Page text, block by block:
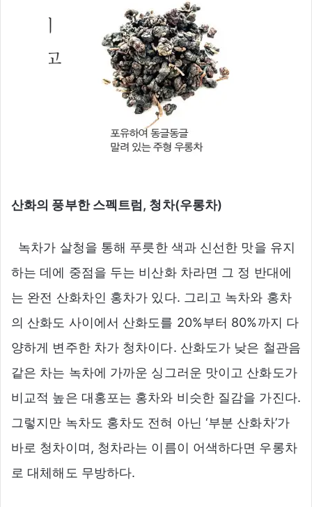
산화의 풍부한 스펙트럼, 청차(우롱차)
녹차가 살청을 통해 푸릇한 색과 신선한 맛을 유지
하는 데에 중점을 두는 비산화 차라면 그 정 반대에
는 완전 산화차인 홍차가 있다. 그리고 녹차와 홍차
의 산화도 사이에서 산화도를 20%부터 80%까지 다
양하게 변주한 차가 청차이다. 산화도가 낮은 철관음
같은 차는 녹차에 가까운 싱그러운 맛이고 산화도가
비교적 높은 대홍포는 홍차와 비슷한 질감을 가진다.
그렇지만 녹차도 홍차도 전혀 아닌 ‘부분 산화차’가
바로 청차이며, 청차라는 이름이 어색하다면 우롱차
로 대체해도 무방하다.